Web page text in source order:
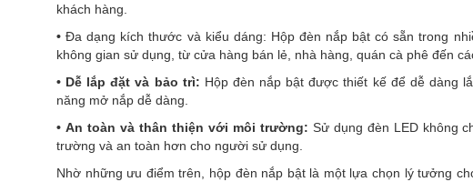
khách hàng.
•Đa dạng kích thước và kiểu dáng: Hộp đèn nắp bật có sẵn trong
không gian sử dụng, từ cửa hàng bán lẻ, nhà hàng, quán cà phê đến
• Dễ lắp đặt và bảo trì: Hộp đèn nắp bật được thiết kế để dễ dàng
năng mở nắp dễ dàng.
• An toàn và thân thiện với môi trường: Sử dụng đèn LED không
trường và an toàn hơn cho người sử dụng.
Nhờ những ưu điểm trên, hộp đèn nắp bật là một lựa chọn lý tưởng